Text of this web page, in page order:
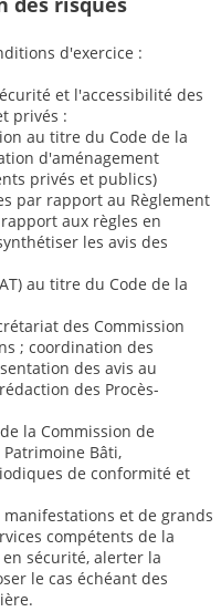
d'exercice :
et l'accessibilité des
privés :
au titre du Code de la
d'aménagement
privés et publics)
par rapport au Règlement
aux règles en
les avis des
au titre du Code de la
des Commission
; coordination des
des avis au
des Procès-
la Commission de
Bâti,
de conformité et
et de grands
compétents de la
sécurité, alerter la
le cas échéant des